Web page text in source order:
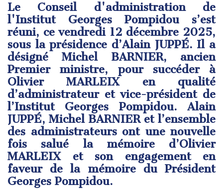
Le Conseil d'administration de
l'Institut Georges Pompidou s’est
réuni, ce vendredi 12 décembre 2025,
sous la présidence d’Alain JUPPÉ. Il a
désigné Michel BARNIER, ancien
Premier ministre, pour succéder à
Olivier MARLEIX en qualité
d’administrateur et vice-président de
l’Institut Georges Pompidou. Alain
JUPPÉ, Michel BARNIER et l’ensemble
des administrateurs ont une nouvelle
fois salué la mémoire d’Olivier
MARLEIX et son engagement en
faveur de la mémoire du Président
Georges Pompidou.